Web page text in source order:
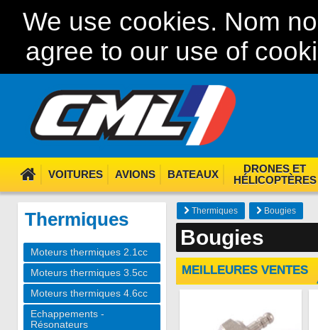
We use cookies. Nom
agree to our use of
VOITURES AVIONS BATEAUX
DRONES ET
HÉLICOPTÈRES
Thermiques
Moteurs thermiques 2.1cc
Moteurs thermiques 3.5cc
Moteurs thermiques 4.6cc
Echappements -
Résonateurs
Thermiques Bougies
Bougies
MEILLEURES VENTES